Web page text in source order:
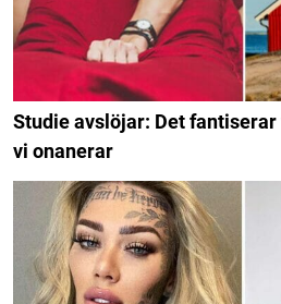
Studie avslöjar: Det
vi onanerar